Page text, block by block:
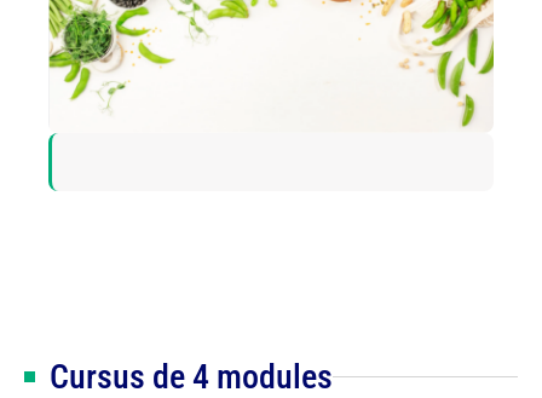
Cursus de 4 modules